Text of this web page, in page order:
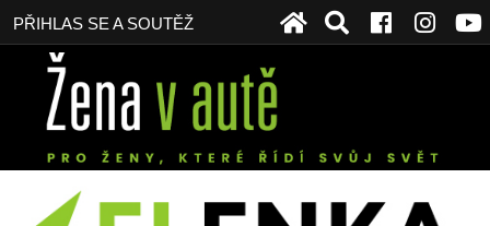
PŘIHLAS SE A SOUTĚŽ